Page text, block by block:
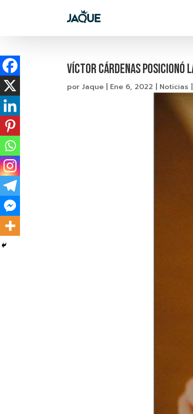
VÍCTOR CÁRDENAS POSICIONÓ
porJaque | Ene 6, 2022 | Noticias |